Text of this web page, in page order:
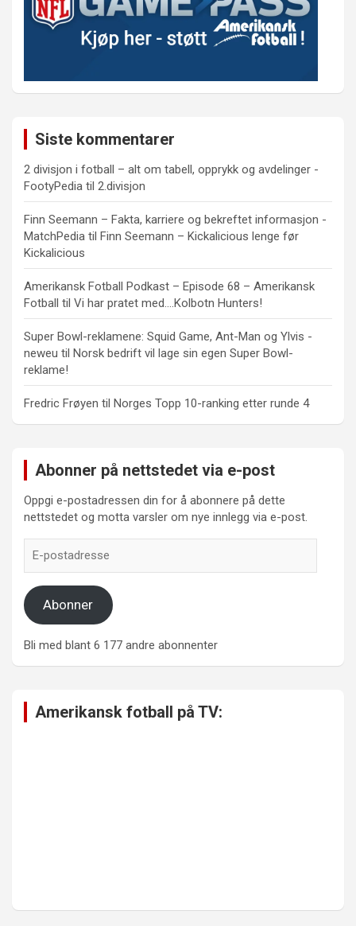
Siste kommentarer
2 divisjon i fotball – alt om tabell, opprykk og avdelinger -
FootyPedia til 2.divisjon
Finn Seemann – Fakta, karriere og bekreftet informasjon -
MatchPedia til Finn Seemann – Kickalicious lenge før
Kickalicious
Amerikansk Fotball Podkast – Episode 68 – Amerikansk
Fotball til Vi har pratet med….Kolbotn Hunters!
Super Bowl-reklamene: Squid Game, Ant-Man og Ylvis -
neweu til Norsk bedrift vil lage sin egen Super Bowl-
reklame!
Fredric Frøyen til Norges Topp 10-ranking etter runde 4
Abonner på nettstedet via e-post
Oppgi e-postadressen din for å abonnere på dette
nettstedet og motta varsler om nye innlegg via e-post.
postadresse
Abonner
Bli med blant 6 177 andre abonnenter
Amerikansk fotball på TV: